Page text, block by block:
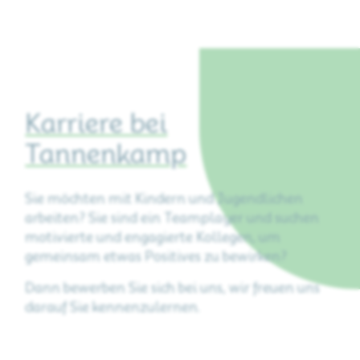
Karriere bei
Tannenkamp
Sie möchten mit Kindern und Jugendlichen
arbeiten? Sie sind ein Teamplayer und suchen
motivierte und engagierte Kollegen, um
gemeinsam etwas Positives zu bewirken?
Dann bewerben Sie sich bei uns, wir freuen uns
darauf Sie kennenzulernen.